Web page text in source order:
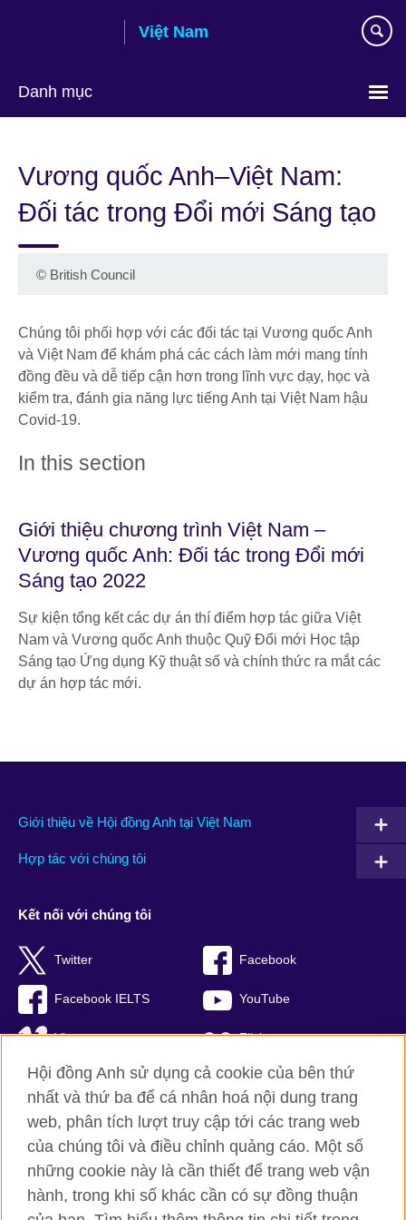
Việt Nam
Danh mục
language
Vương quốc Anh–Việt Nam:
Đối tác trong Đổi mới Sáng tạo
© British Council
Chúng tôi phối hợp với các đối tác tại Vương quốc Anh
và Việt Nam để khám phá các cách làm mới mang tính
đồng đều và dễ tiếp cận hơn trong lĩnh vực dạy, học và
kiểm tra, đánh gia năng lực tiếng Anh tại Việt Nam hậu
Covid-19.
In this section
Giới thiệu chương trình Việt Nam –
Vương quốc Anh: Đối tác trong Đổi mới
Sáng tạo 2022
Sự kiện tổng kết các dự án thí điểm hợp tác giữa Việt
Nam và Vương quốc Anh thuộc Quỹ Đổi mới Học tập
Sáng tạo Ứng dụng Kỹ thuật số và chính thức ra mắt các
dự án hợp tác mới.
Giới thiệu về Hội đồng Anh tại Việt Nam
Hợp tác với chúng tôi
Kết nối với chúng tôi
Twitter Facebook
Facebook IELTS YouTube
Vimeo Flickr
RSS TikTok
Hội đồng Anh toàn cầu
Bảo mật thông tin và quy định sử dụng
Hội đồng Anh sử dụng cả cookie của bên thứ
nhất và thứ ba để cá nhân hoá nội dung trang
web, phân tích lượt truy cập tới các trang web
của chúng tôi và điều chỉnh quảng cáo. Một số
những cookie này là cần thiết để trang web vận
hành, trong khi số khác cần có sự đồng thuận